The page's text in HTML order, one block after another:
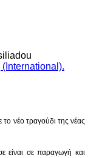
(International).
νέο τραγούδι της νέας
είναι σε παραγωγή και